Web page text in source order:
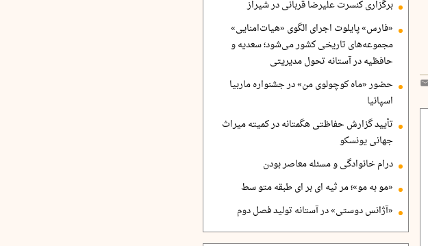
برگزاری کنسرت علیرضا قربانی در شیراز
«فارس» پایلوت اجرای الگوی «هیات‌امنایی»
مجموعه‌های تاریخی کشور می‌شود؛ سعدیه و
حافظیه در آستانه تحول مدیریتی
حضور «ماه کوچولوی من» در جشنواره ماربیا
اسپانیا
تأیید گزارش حفاظتی هگمتانه در کمیته میراث
جهانی یونسکو
درام خانوادگی و مسئله معاصر بودن
«مو به مو»؛ مر ثیه ای بر ای طبقه متو سط
«آژانس دوستی» در آستانه تولید فصل دوم